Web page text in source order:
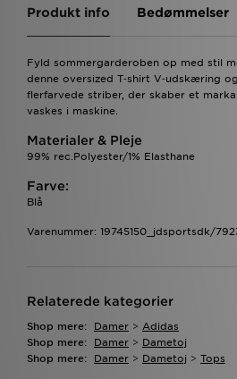
Produkt info Bedømmelser
Fyld sommergarderoben op med stil
denne oversized T‑shirt V‑udskæring
flerfarvede striber, der skaber et
vaskes i maskine.
Materialer & Pleje
99% rec.Polyester/1% Elasthane
Farve:
Blå
Varenummer: 19745150_jdsportsdk/
Relaterede kategorier
Shop mere: Damer > Adidas
Shop mere:
Damer > Dametoj
Shop mere:
Damer > Dametoj > Tops